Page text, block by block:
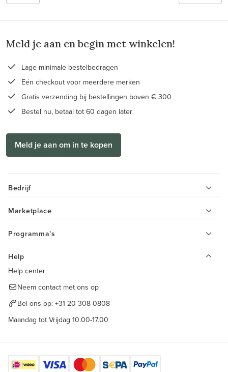
Meld je aan en begin met winkelen!
Lage minimale bestelbedragen
Eén checkout voor meerdere merken
Gratis verzending bij bestellingen boven € 300
Bestel nu, betaal tot 60 dagen later
Meld je aan om in te kopen
Bedrijf
Marketplace
Programma's
Help
Help center
Neem contact met ons op
Bel ons op: +31 20 308 0808
Maandag tot Vrijdag 10.00-17.00